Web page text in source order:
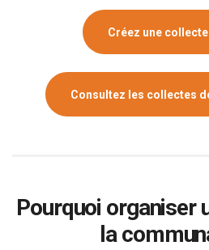
Créez une
Consultez les collectes
Pourquoi organiser
la